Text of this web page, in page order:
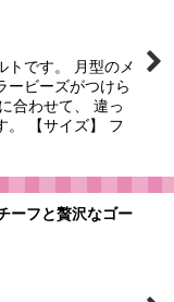
トです。 月型のメ
ービーズがつけら
合わせて、 違っ
。 【サイズ】 フ
ーフと贅沢なゴー